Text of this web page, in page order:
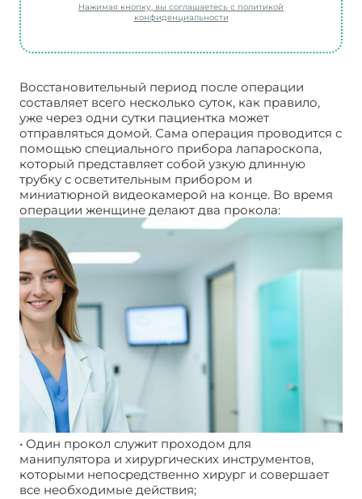
Нажимая кнопку, вы соглашаетесь с политикой
конфиденциальности
Восстановительный период после операции
составляет всего несколько суток, как правило,
уже через одни сутки пациентка может
отправляться домой. Сама операция проводится с
помощью специального прибора лапароскопа,
который представляет собой узкую длинную
трубку с осветительным прибором и
миниатюрной видеокамерой на конце. Во время
операции женщине делают два прокола:
• Один прокол служит проходом для
манипулятора и хирургических инструментов,
которыми непосредственно хирург и совершает
все необходимые действия;